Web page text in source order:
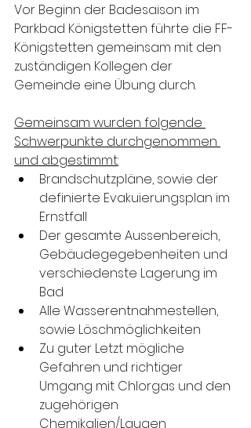
Vor Beginn der Badesaison im
Parkbad Königstetten führte die FF-
Königstetten gemeinsam mit den
zuständigen Kollegen der
Gemeinde eine Übung durch.
Gemeinsam wurden folgende
Schwerpunkte durchgenommen
und abgestimmt:
Brandschutzpläne, sowie der
definierte Evakuierungsplan im
Ernstfall
Der gesamte Aussenbereich,
Gebäudegegebenheiten und
verschiedenste Lagerung im
Bad
Alle Wasserentnahmestellen,
sowie Löschmöglichkeiten
Zu guter Letzt mögliche
Gefahren und richtiger
Umgang mit Chlorgas und den
zugehörigen
Chemikalien/Laugen